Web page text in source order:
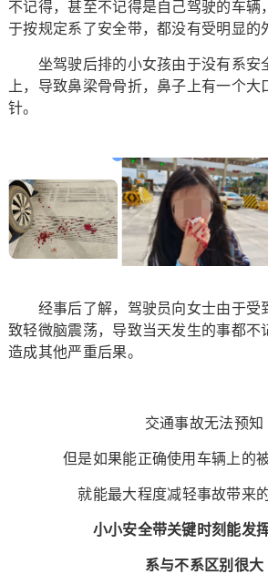
不记得，甚至不记得是自己驾驶的车辆
于按规定系了安全带，都没有受明显的
坐驾驶后排的小女孩由于没有系安
上，导致鼻梁骨骨折，鼻子上有一个
针。
经事后了解，驾驶员向女士由于受
致轻微脑震荡，导致当天发生的事都不
造成其他严重后果。
交通事故无法预知
但是如果能正确使用车辆上的
就能最大程度减轻事故带来
小小安全带关键时刻能发
系与不系区别很大